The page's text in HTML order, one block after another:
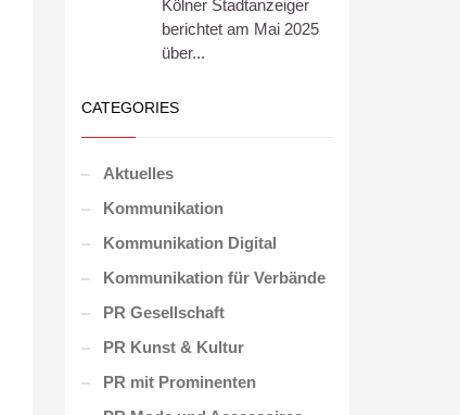
Kölner Stadtanzeiger
berichtet am Mai 2025
über...
CATEGORIES
Aktuelles
Kommunikation
Kommunikation Digital
Kommunikation für Verbände
PR Gesellschaft
PR Kunst & Kultur
PR mit Prominenten